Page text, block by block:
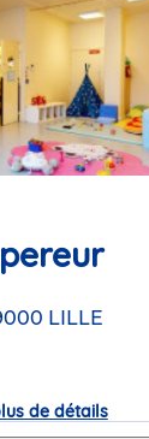
LILLE
de détails